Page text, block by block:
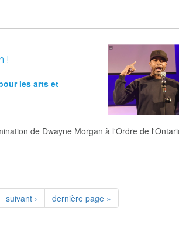
!
les arts et
de Dwayne Morgan à l'Ordre de
suivant › dernière page »